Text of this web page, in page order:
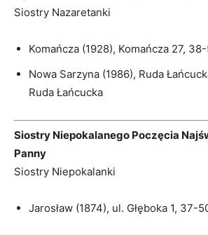
Siostry Nazaretanki
Komańcza (1928), Komańcza 27,
Nowa Sarzyna (1986), Ruda
Ruda Łańcucka
Siostry Niepokalanego Poczęcia
Panny
Siostry Niepokalanki
Jarosław (1874), ul. Głęboka 1, 37-